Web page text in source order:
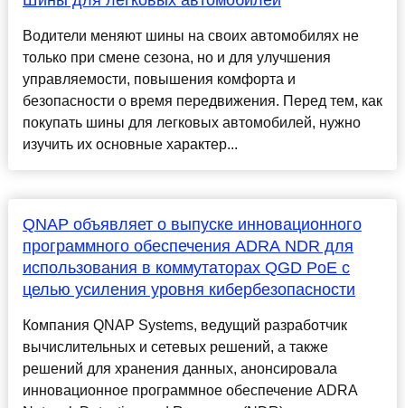
Водители меняют шины на своих автомобилях не
только при смене сезона, но и для улучшения
управляемости, повышения комфорта и
безопасности о время передвижения. Перед тем, как
покупать шины для легковых автомобилей, нужно
изучить их основные характер...
QNAP объявляет о выпуске инновационного
программного обеспечения ADRA NDR для
использования в коммутаторах QGD PoE с
целью усиления уровня кибербезопасности
Компания QNAP Systems, ведущий разработчик
вычислительных и сетевых решений, а также
решений для хранения данных, анонсировала
инновационное программное обеспечение ADRA